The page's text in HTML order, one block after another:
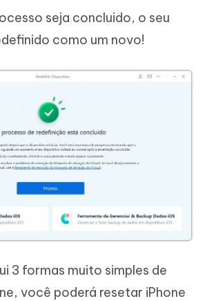
seja concluido, o seu
como um novo!
3 formas muito simples de
você poderá resetar iPhone